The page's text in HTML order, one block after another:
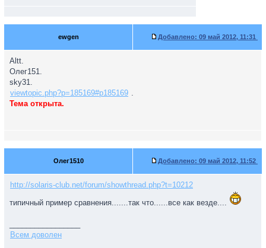
ewgen Добавлено: 09 май 2012, 11:31
Altt.
Олег151.
sky31.
viewtopic.php?p=185169#p185169 .
Тема открыта.
Олег1510 Добавлено: 09 май 2012, 11:52
http://solaris-club.net/forum/showthread.php?t=10212
типичный пример сравнения.......так что......все как везде....
Всем доволен